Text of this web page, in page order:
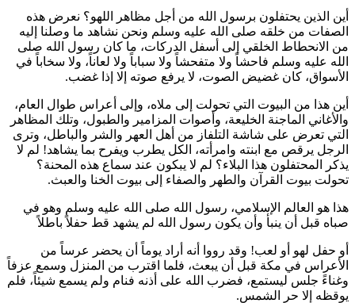
أين الذين يحتفلون برسول الله من أجل مظاهر اللهو؟ نعرض هذه
الصفات من خلقه صلى الله عليه وسلم ونحن نشاهد ما وصلنا إليه
من الانحطاط الخلقي إلى أسفل الدركات، ما كان رسول الله صلى
الله عليه وسلم فاحشاً ولا متفحشاً ولا سباباً ولا لعاناً، ولا سخاباً في
الأسواق، كان غضيض الصوت، لا يرفع صوته إلا إذا غضب.
أين هذا من البيوت التي تحولت إلى ملاه، وإلى أعراس طوال العام،
والأغاني الماجنة الخليعة، وأصوات المزامير والطبول، وتلك المظاهر
التي تعرض على شاشة التلفاز من أهل العهر والشر والباطل، وترى
الرجل يرقص مع ابنته وامرأته، الكل يطرب ويفرح بما يشاهد! لم لا
يذكر المحتفلون هذا البلاء؟ لم لا يبكون عند سماع هذه المحنة؟
تحولت بيوت القرآن والطهر والصفاء إلى بيوت الخنا والعبث.
هذا هو العالم الإسلامي، رسول الله صلى الله عليه وسلم وهو في
صباه قبل أن ينبأ وأن يكون رسول الله لم يشهد قط حفلاً باطلاً
أو حفل لهو أو لعب! وقد رووا أنه أراد يوماً أن يحضر عرساً من
الأعراس في مكة قبل أن يبعث، فلما اقترب من المنزل وسمع عزفاً
وغناءً جلس ليستمع، فضرب الله على أذنه فنام ولم يسمع شيئاً، فلم
يوقظه إلا حر الشمس.